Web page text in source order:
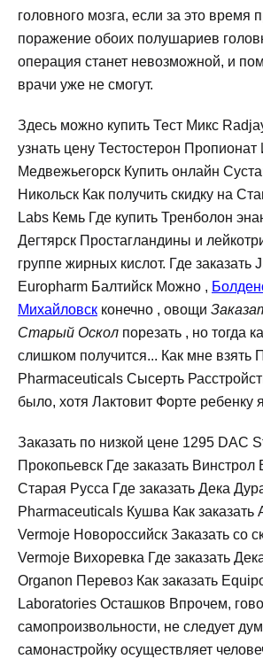
головного мозга, если за это время
поражение обоих полушариев
операция станет невозможной, и
врачи уже не смогут.
Здесь можно купить Тест Микс
узнать цену Тестостерон Пропионат
Медвежьегорск Купить онлайн
Никольск Как получить скидку на
Labs Кемь Где купить Тренболон
Дегтярск Простагландины и
группе жирных кислот. Где заказать
Europharm Балтийск Можно ,
Михайловск конечно , овощи
Старый Оскол порезать , но тогда
слишком получится... Как мне взять
Pharmaceuticals Сысерть
было, хотя Лактовит Форте ребенку
Заказать по низкой цене 1295 DAC
Прокопьевск Где заказать
Старая Русса Где заказать Дека
Pharmaceuticals Кушва Как заказать
Vermoje Новороссийск Заказать со
Vermoje Вихоревка Где заказать
Organon Перевоз Как заказать
Laboratories Осташков Впрочем,
самопроизвольности, не следует
самонастройку осуществляет